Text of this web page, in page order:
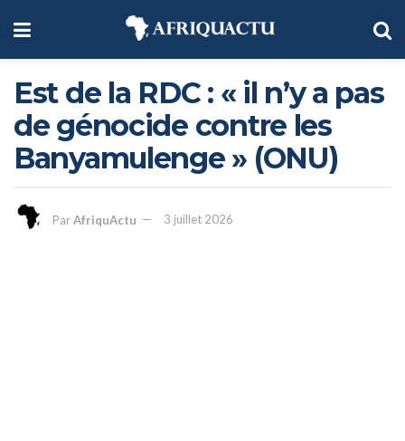
Est de la RDC : « il n’y a pas
de génocide contre les
Banyamulenge » (ONU)
ParAfriquActu 3 juillet 2026